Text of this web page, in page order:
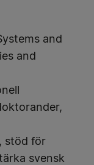
and
and
stöd för
svensk